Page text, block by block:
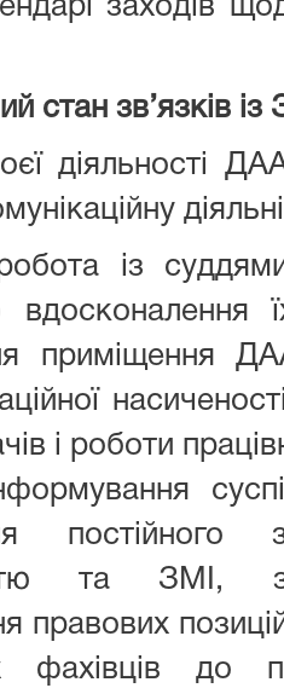
заходів
стан зв’язків
діяльності
із
приміщення
і роботи
постійного
та ЗМІ,
правових
фахівців до